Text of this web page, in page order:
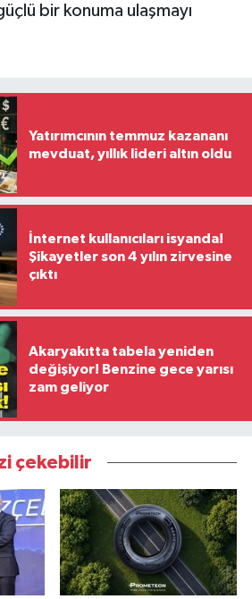
bir konuma ulaşmayı
Yatırımcının temmuz kazananı
mevduat, yıllık lideri altın oldu
İnternet kullanıcıları isyanda!
Şikayetler son 4 yılın zirvesine
çıktı
Akaryakıtta tabela yeniden
değişiyor! Benzine gece yarısı
zam geliyor
çekebilir